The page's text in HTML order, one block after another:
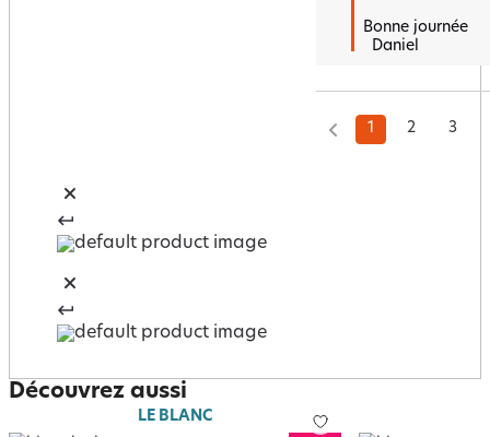
Bonne journée
  Daniel
1 2 3
Découvrez aussi
LE BLANC